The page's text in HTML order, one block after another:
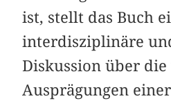
ist, stellt das Buch
interdisziplinäre
Diskussion über
Ausprägungen